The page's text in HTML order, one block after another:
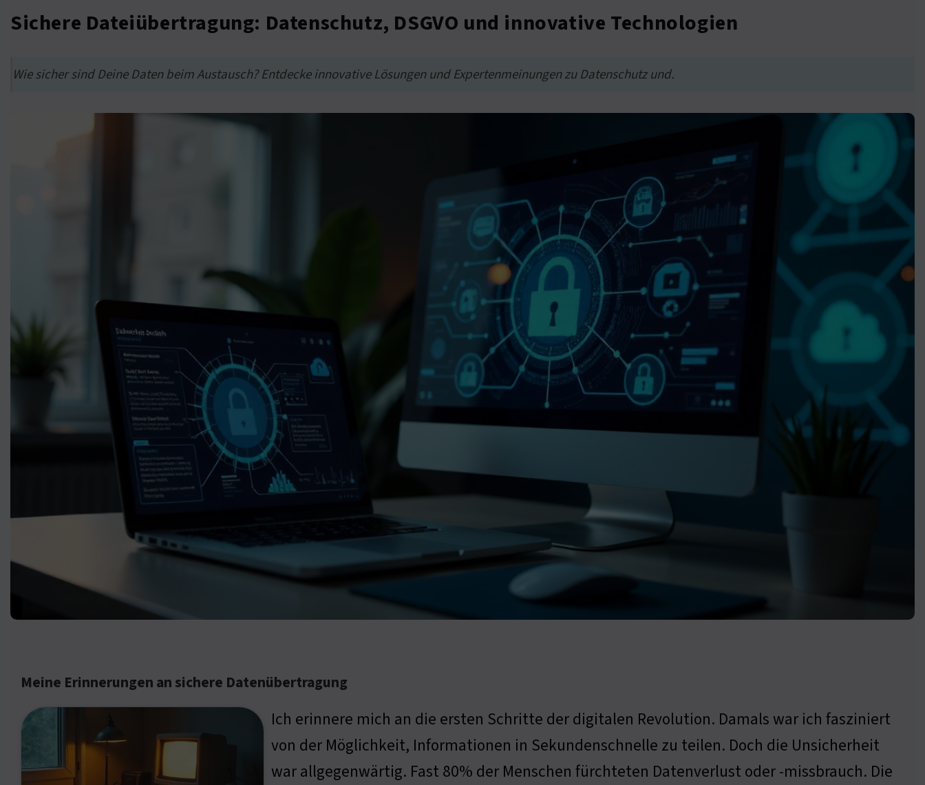
Sichere Dateiübertragung: Datenschutz, DSGVO und innovative Technologien
Wie sicher sind Deine Daten beim Austausch? Entdecke innovative Lösungen und Expertenmeinungen zu Datenschutz und.
Meine Erinnerungen an sichere Datenübertragung
Ich erinnere mich an die ersten Schritte der digitalen Revolution. Damals war ich fasziniert
von der Möglichkeit, Informationen in Sekundenschnelle zu teilen. Doch die Unsicherheit
war allgegenwärtig. Fast 80% der Menschen fürchteten Datenverlust oder -missbrauch. Die